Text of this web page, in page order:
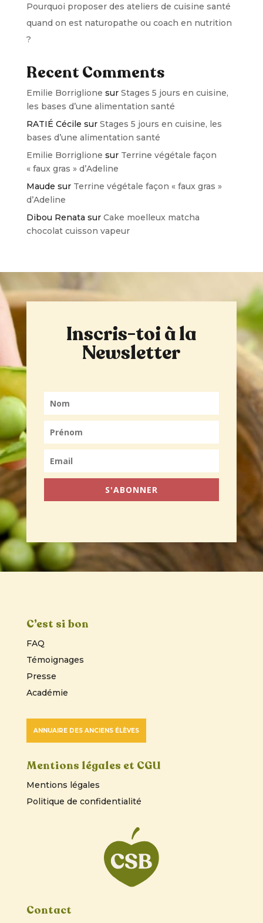
Pourquoi proposer des ateliers de cuisine santé
quand on est naturopathe ou coach en nutrition
?
Recent Comments
Emilie Borriglione sur Stages 5 jours en cuisine,
les bases d’une alimentation santé
RATIÉ Cécile sur Stages 5 jours en cuisine, les
bases d’une alimentation santé
Emilie Borriglione sur Terrine végétale façon
« faux gras » d’Adeline
Maude sur Terrine végétale façon « faux gras »
d’Adeline
Dibou Renata sur Cake moelleux matcha
chocolat cuisson vapeur
Inscris-toi à la
Newsletter
S'ABONNER
C’est si bon
FAQ
Témoignages
Presse
Académie
ANNUAIRE DES ANCIENS ÉLÈVES
Mentions légales et CGU
Mentions légales
Politique de confidentialité
Contact